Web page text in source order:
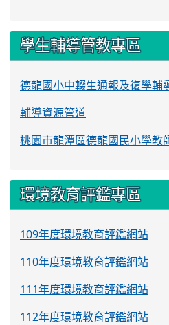
學生輔導管教專區
德龍國小中輟生通報及復學輔
輔導資源管道
桃園市龍潭區德龍國民小學教
環境教育評鑑專區
109年度環境教育評鑑網站
110年度環境教育評鑑網站
111年度環境教育評鑑網站
112年度環境教育評鑑網站